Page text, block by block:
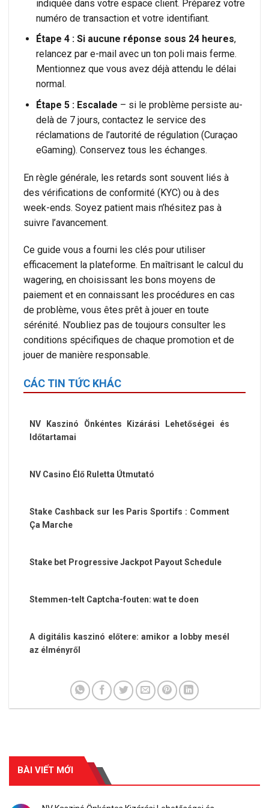
indiquée dans votre espace client. Préparez votre
numéro de transaction et votre identifiant.
Étape 4 : Si aucune réponse sous 24 heures,
relancez par e-mail avec un ton poli mais ferme.
Mentionnez que vous avez déjà attendu le délai
normal.
Étape 5 : Escalade – si le problème persiste au-
delà de 7 jours, contactez le service des
réclamations de l’autorité de régulation (Curaçao
eGaming). Conservez tous les échanges.
En règle générale, les retards sont souvent liés à
des vérifications de conformité (KYC) ou à des
week-ends. Soyez patient mais n’hésitez pas à
suivre l’avancement.
Ce guide vous a fourni les clés pour utiliser
efficacement la plateforme. En maîtrisant le calcul du
wagering, en choisissant les bons moyens de
paiement et en connaissant les procédures en cas
de problème, vous êtes prêt à jouer en toute
sérénité. N’oubliez pas de toujours consulter les
conditions spécifiques de chaque promotion et de
jouer de manière responsable.
CÁC TIN TỨC KHÁC
NV Kaszinó Önkéntes Kizárási Lehetőségei és
Időtartamai
NV Casino Élő Ruletta Útmutató
Stake Cashback sur les Paris Sportifs : Comment
Ça Marche
Stake bet Progressive Jackpot Payout Schedule
Stemmen-telt Captcha-fouten: wat te doen
A digitális kaszinó előtere: amikor a lobby mesél
az élményről
BÀI VIẾT MỚI